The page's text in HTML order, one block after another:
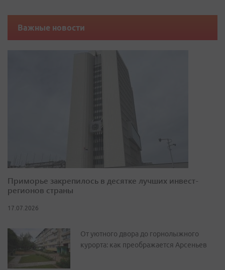
Важные новости
Приморье закрепилось в десятке лучших инвест-
регионов страны
17.07.2026
От уютного двора до горнолыжного
курорта: как преображается Арсеньев